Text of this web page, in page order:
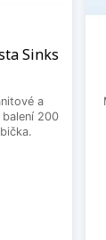
Sinks
a
balení 200